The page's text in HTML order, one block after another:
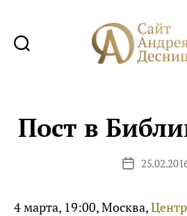
Пост в
Дата
4 марта, 19:00, Москва,